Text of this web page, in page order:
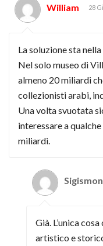
William 28
La soluzione sta
Nel solo museo di
almeno 20 miliardi
collezionisti arabi,
Una volta svuotata
interessare a
miliardi.
Già. L’unica
artistico e